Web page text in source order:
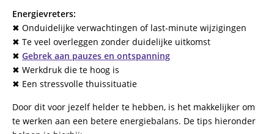
Energievreters:
✖ Onduidelijke verwachtingen of last-minute wijzigingen
✖ Te veel overleggen zonder duidelijke uitkomst
✖ Gebrek aan pauzes en ontspanning
✖ Werkdruk die te hoog is
✖ Een stressvolle thuissituatie
Door dit voor jezelf helder te hebben, is het makkelijker om
te werken aan een betere energiebalans. De tips hieronder